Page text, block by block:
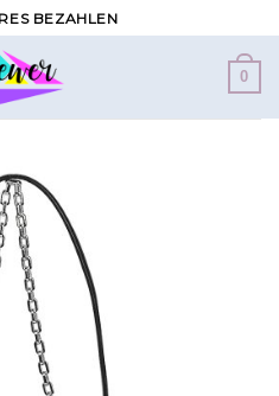
BEZAHLEN
0